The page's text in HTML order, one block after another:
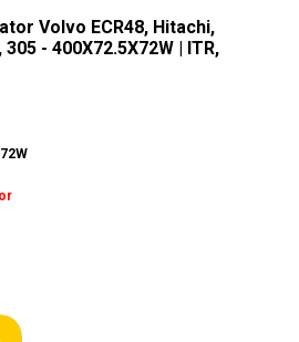
Volvo ECR48, Hitachi,
- 400X72.5X72W | ITR,